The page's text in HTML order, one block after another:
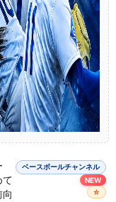
て
ベースボールチャンネル
NEW
☆